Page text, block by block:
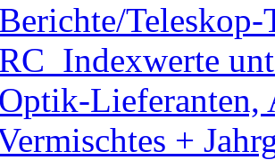
Lieferanten,
+